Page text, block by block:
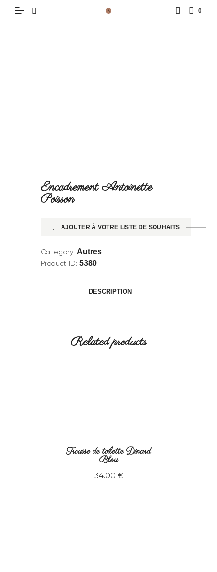
0
Encadrement Antoinette
Poisson
AJOUTER À VOTRE LISTE DE SOUHAITS
Category: Autres
Product ID: 5380
DESCRIPTION
Related products
Trousse de toilette Dinard
Bleu
34.00 €